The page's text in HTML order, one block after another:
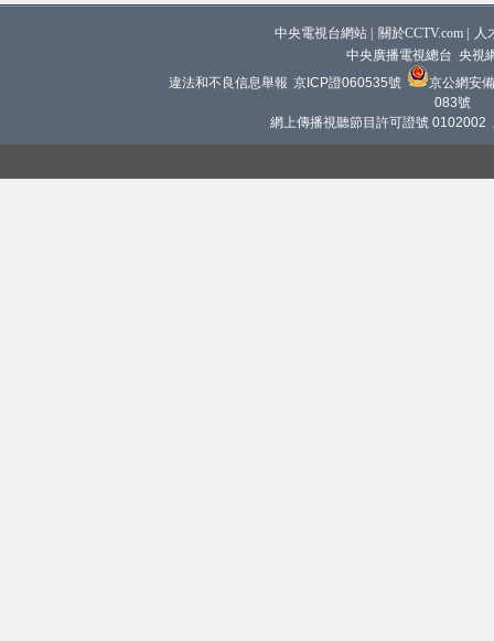
中央電視台網站 關於CCTV.com
人
中央廣播電視總台 央視
違法和不良信息舉報 京ICP證060535號
京公網安
083號
網上傳播視聽節目許可證號 0102002